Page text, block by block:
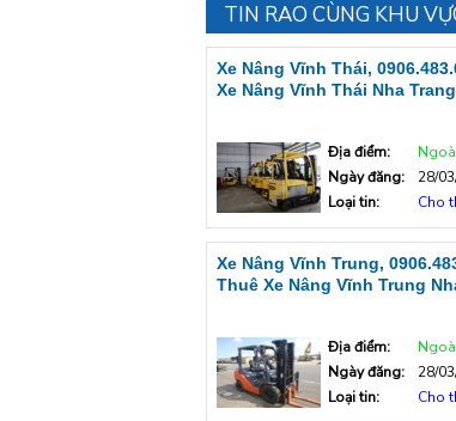
TIN RAO CÙNG KHU
Xe Nâng Vĩnh Thái,
Xe Nâng Vĩnh Thái Nha Trang
Địa điểm:
Ngày đăng:
28/
Loại tin:
Cho
Xe Nâng Vĩnh Trung,
Thuê Xe Nâng Vĩnh Trung
Địa điểm:
Ngày đăng:
28/
Loại tin:
Cho